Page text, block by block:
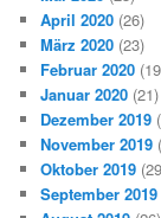
April 2020 (26)
März 2020 (23)
Februar 2020
Januar 2020 (21)
Dezember 2019
November 2019
Oktober 2019
September 2019